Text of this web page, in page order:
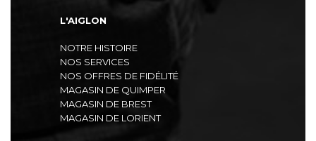
L'AIGLON
NOTRE HISTOIRE
NOS SERVICES
NOS OFFRES DE FIDÉLITÉ
MAGASIN DE QUIMPER
MAGASIN DE BREST
MAGASIN DE LORIENT